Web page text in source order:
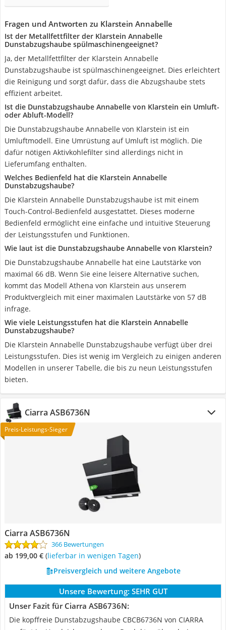
Fragen und Antworten zu Klarstein Annabelle
Ist der Metallfettfilter der Klarstein Annabelle
Dunstabzugshaube spülmaschinengeeignet?
Ja, der Metallfettfilter der Klarstein Annabelle
Dunstabzugshaube ist spülmaschinengeeignet. Dies erleichtert
die Reinigung und sorgt dafür, dass die Abzugshaube stets
effizient arbeitet.
Ist die Dunstabzugshaube Annabelle von Klarstein ein Umluft-
oder Abluft-Modell?
Die Dunstabzugshaube Annabelle von Klarstein ist ein
Umluftmodell. Eine Umrüstung auf Umluft ist möglich. Die
dafür nötigen Aktivkohlefilter sind allerdings nicht in
Lieferumfang enthalten.
Welches Bedienfeld hat die Klarstein Annabelle
Dunstabzugshaube?
Die Klarstein Annabelle Dunstabzugshaube ist mit einem
Touch-Control-Bedienfeld ausgestattet. Dieses moderne
Bedienfeld ermöglicht eine einfache und intuitive Steuerung
der Leistungsstufen und Funktionen.
Wie laut ist die Dunstabzugshaube Annabelle von Klarstein?
Die Dunstabzugshaube Annabelle hat eine Lautstärke von
maximal 66 dB. Wenn Sie eine leisere Alternative suchen,
kommt das Modell Athena von Klarstein aus unserem
Produktvergleich mit einer maximalen Lautstärke von 57 dB
infrage.
Wie viele Leistungsstufen hat die Klarstein Annabelle
Dunstabzugshaube?
Die Klarstein Annabelle Dunstabzugshaube verfügt über drei
Leistungsstufen. Dies ist wenig im Vergleich zu einigen anderen
Modellen in unserer Tabelle, die bis zu neun Leistungsstufen
bieten.
Ciarra ASB6736N
Preis-Leistungs-Sieger
Ciarra ASB6736N
366 Bewertungen
ab 199,00 € ( Lieferbar in wenigen Tagen)
Preisvergleich und weitere Angebote
Unsere Bewertung: SEHR GUT
Unser Fazit für Ciarra ASB6736N:
Die kopffreie Dunstabzugshaube CBCB6736N von CIARRA